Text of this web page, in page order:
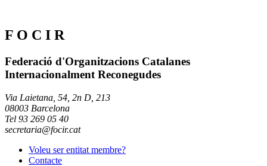
F O C I R
Federació d'Organitzacions Catalanes
Internacionalment Reconegudes
Via Laietana, 54, 2n D, 213
08003 Barcelona
Tel 93 269 05 40
secretaria@focir.cat
Voleu ser entitat membre?
Contacte